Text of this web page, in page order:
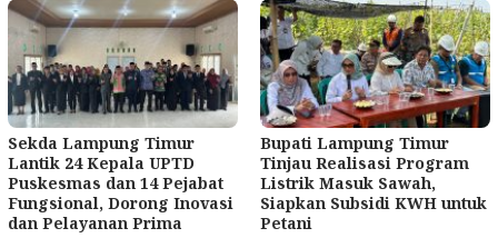
Sekda Lampung Timur
Lantik 24 Kepala UPTD
Puskesmas dan 14 Pejabat
Fungsional, Dorong Inovasi
dan Pelayanan Prima
Bupati Lampung Timur
Tinjau Realisasi Program
Listrik Masuk Sawah,
Siapkan Subsidi KWH untuk
Petani